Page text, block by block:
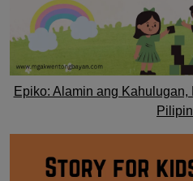
Epiko: Alamin ang